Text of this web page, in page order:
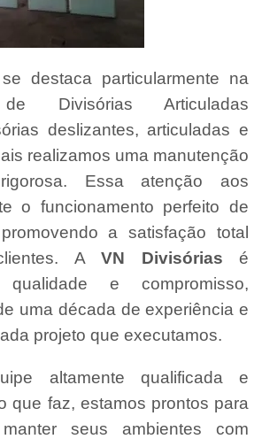
destaca particularmente na
de Divisórias Articuladas
deslizantes, articuladas e
realizamos uma manutenção
Essa atenção aos
o funcionamento perfeito de
a satisfação total
A VN Divisórias é
e compromisso,
uma década de experiência e
projeto que executamos.
altamente qualificada e
que faz, estamos prontos para
seus ambientes com